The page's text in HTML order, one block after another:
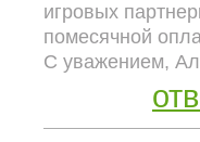
игровых
помесячной
С уважением,